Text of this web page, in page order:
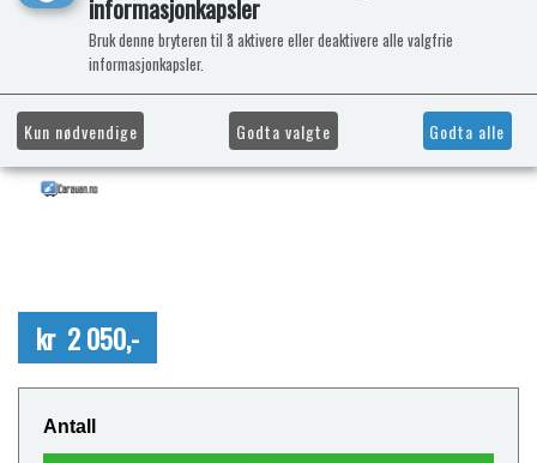
kr 2 050,-
Antall
informasjonkapsler
Bruk denne bryteren til å aktivere eller deaktivere alle valgfrie
informasjonkapsler.
Kun nødvendige Godta valgte Godta alle